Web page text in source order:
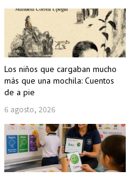
Los niños que cargaban mucho
más que una mochila: Cuentos
de a pie
6 agosto, 2026